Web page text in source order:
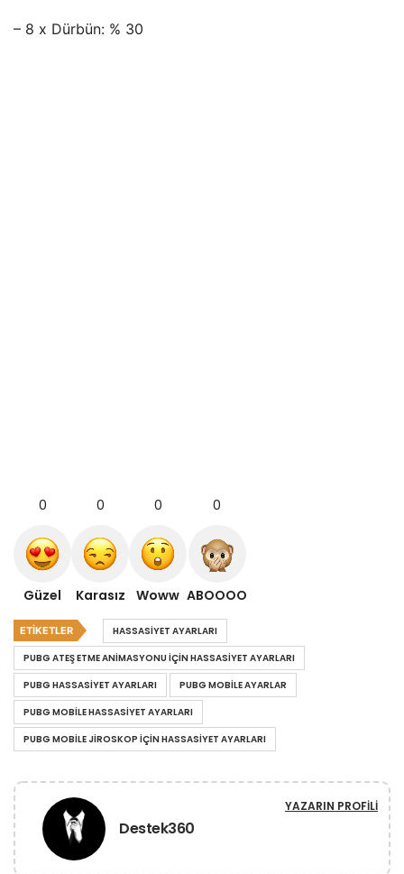
– 8 x Dürbün: % 30
0
Güzel
0
Karasız
0
Woww
0
ABOOOO
ETIKETLER
HASSASIYET AYARLARI
PUBG ATEŞ ETME ANIMASYONU İÇIN HASSASIYET AYARLARI
PUBG HASSASIYET AYARLARI
PUBG MOBILE AYARLAR
PUBG MOBILE HASSASIYET AYARLARI
PUBG MOBILE JIROSKOP İÇIN HASSASIYET AYARLARI
Destek360
YAZARIN PROFILI